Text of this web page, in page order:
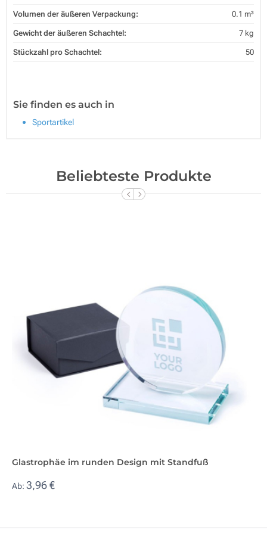
Volumen der äußeren Verpackung: 0.1 m³
Gewicht der äußeren Schachtel: 7 kg
Stückzahl pro Schachtel: 50
Sie finden es auch in
Sportartikel
Beliebteste Produkte
Glastrophäe im runden Design mit Standfuß
Ab: 3,96 €